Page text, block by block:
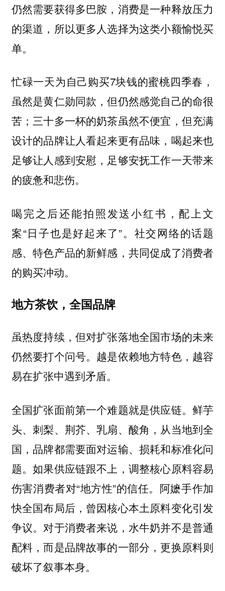
仍然需要获得多巴胺，消费是一种释放压力
的渠道，所以更多人选择为这类小额愉悦买
单。
忙碌一天为自己购买7块钱的蜜桃四季春，
虽然是黄仁勋同款，但仍然感觉自己的命很
苦；三十多一杯的奶茶虽然不便宜，但充满
设计的品牌让人看起来更有品味，喝起来也
足够让人感到安慰，足够安抚工作一天带来
的疲惫和悲伤。
喝完之后还能拍照发送小红书，配上文
案“日子也是好起来了”。社交网络的话题
感、特色产品的新鲜感，共同促成了消费者
的购买冲动。
地方茶饮，全国品牌
虽热度持续，但对扩张落地全国市场的未来
仍然要打个问号。越是依赖地方特色，越容
易在扩张中遇到矛盾。
全国扩张面前第一个难题就是供应链。鲜芋
头、刺梨、荆芥、乳扇、酸角，从当地到全
国，品牌都需要面对运输、损耗和标准化问
题。如果供应链跟不上，调整核心原料容易
伤害消费者对“地方性”的信任。阿嬷手作加
快全国布局后，曾因核心本土原料变化引发
争议。对于消费者来说，水牛奶并不是普通
配料，而是品牌故事的一部分，更换原料则
破坏了叙事本身。